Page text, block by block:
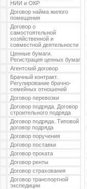
НИИ и ОКР
Договор найма жилого
помещения
Договор о
самостоятельной
хозяйственной и
совместной деятельности
Ценные бумаги.
Регистрация ценных бумаг
Агентский договор
Брачный контракт.
Регулирование брачно-
семейных отношений
Договор перевозки
Договор подряда. Договор
строительного подряда
Договор подряда. Типовой
договор подряда
Договор поручения
Договор поставки
Договор проката
Договор ренты
Договор страхования
Договор транспортной
экспедиции